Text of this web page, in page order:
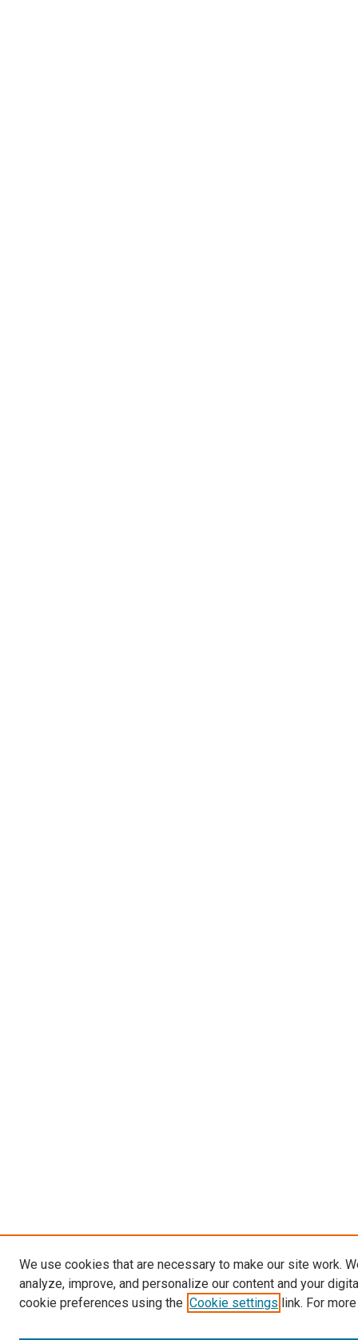
We use cookies that are necessary to make our site work.
analyze, improve, and personalize our content and your
cookie preferences using the Cookie settings link. For